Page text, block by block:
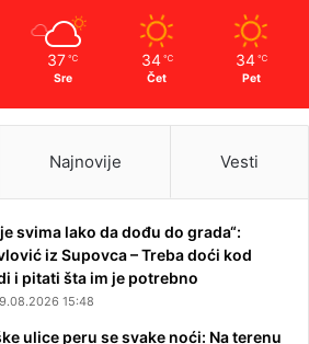
37 ℃
Sre
34 ℃
Čet
34 ℃
Pet
Najnovije Vesti
svima lako da dođu do grada“:
iz Supovca – Treba doći kod
i pitati šta im je potrebno
15:48
ulice peru se svake noći: Na terenu